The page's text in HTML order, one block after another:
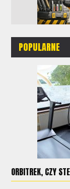
POPULARNE
ORBITREK, CZY